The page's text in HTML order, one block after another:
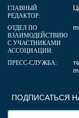
ПОДПИСАТЬСЯ
ГЛАВНЫЙ
РЕДАКТОР:
ОТДЕЛ ПО
ВЗАИМОДЕЙСТВИЮ
С УЧАСТНИКАМИ
АССОЦИАЦИИ:
ПРЕСС-СЛУЖБА: